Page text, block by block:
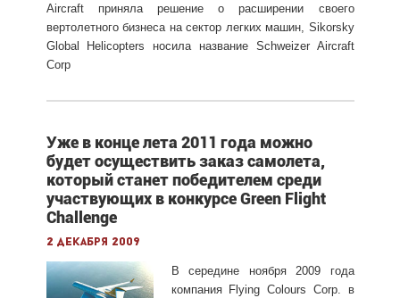
Aircraft приняла решение о расширении своего
вертолетного бизнеса на сектор легких машин, Sikorsky
Global Helicopters носила название Schweizer Aircraft
Corp
Уже в конце лета 2011 года можно
будет осуществить заказ самолета,
который станет победителем среди
участвующих в конкурсе Green Flight
Challenge
2 декабря 2009
В середине ноября 2009 года
компания Flying Colours Corp. в